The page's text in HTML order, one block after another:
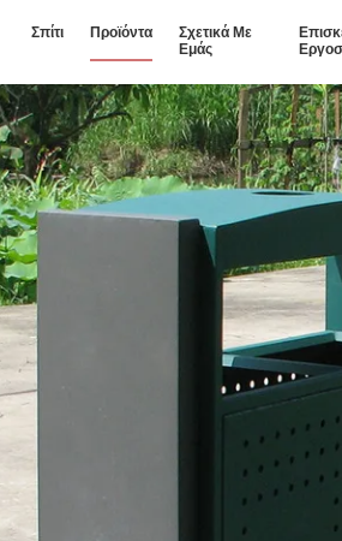
Σπίτι Προϊόντα
Σχετικά Με
Εμάς